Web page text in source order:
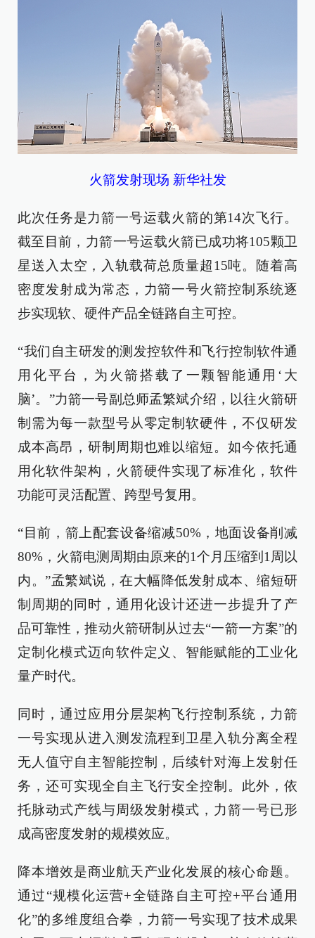
火箭发射现场 新华社发
此次任务是力箭一号运载火箭的第14次飞行。
截至目前，力箭一号运载火箭已成功将105颗卫
星送入太空，入轨载荷总质量超15吨。随着高
密度发射成为常态，力箭一号火箭控制系统逐
步实现软、硬件产品全链路自主可控。
“我们自主研发的测发控软件和飞行控制软件通
用化平台，为火箭搭载了一颗智能通用‘大
脑’。”力箭一号副总师孟繁斌介绍，以往火箭研
制需为每一款型号从零定制软硬件，不仅研发
成本高昂，研制周期也难以缩短。如今依托通
用化软件架构，火箭硬件实现了标准化，软件
功能可灵活配置、跨型号复用。
“目前，箭上配套设备缩减50%，地面设备削减
80%，火箭电测周期由原来的1个月压缩到1周以
内。”孟繁斌说，在大幅降低发射成本、缩短研
制周期的同时，通用化设计还进一步提升了产
品可靠性，推动火箭研制从过去“一箭一方案”的
定制化模式迈向软件定义、智能赋能的工业化
量产时代。
同时，通过应用分层架构飞行控制系统，力箭
一号实现从进入测发流程到卫星入轨分离全程
无人值守自主智能控制，后续针对海上发射任
务，还可实现全自主飞行安全控制。此外，依
托脉动式产线与周级发射模式，力箭一号已形
成高密度发射的规模效应。
降本增效是商业航天产业化发展的核心命题。
通过“规模化运营+全链路自主可控+平台通用
化”的多维度组合拳，力箭一号实现了技术成果